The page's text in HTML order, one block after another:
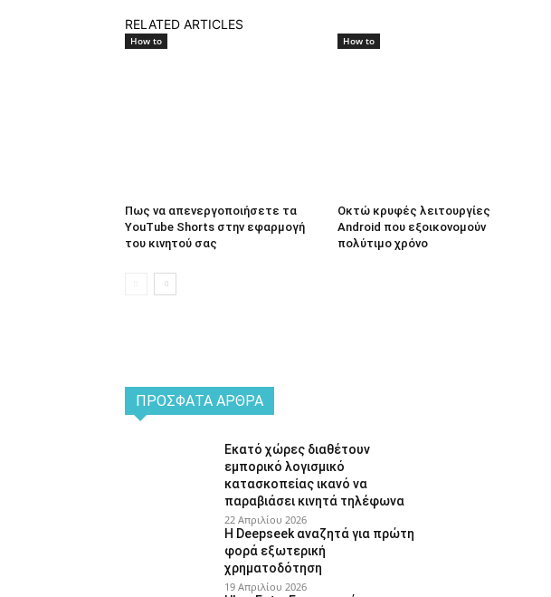
RELATED ARTICLES
How to
Πως να απενεργοποιήσετε τα
YouTube Shorts στην εφαρμογή
του κινητού σας
How to
Οκτώ κρυφές λειτουργίες
Android που εξοικονομούν
πολύτιμο χρόνο
ΠΡΌΣΦΑΤΑ ΆΡΘΡΑ
Εκατό χώρες διαθέτουν
εμπορικό λογισμικό
κατασκοπείας ικανό να
παραβιάσει κινητά τηλέφωνα
22 Απριλίου 2026
Η Deepseek αναζητά για πρώτη
φορά εξωτερική
χρηματοδότηση
19 Απριλίου 2026